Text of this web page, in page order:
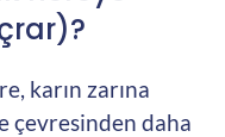
karın zarına
çevresinden daha